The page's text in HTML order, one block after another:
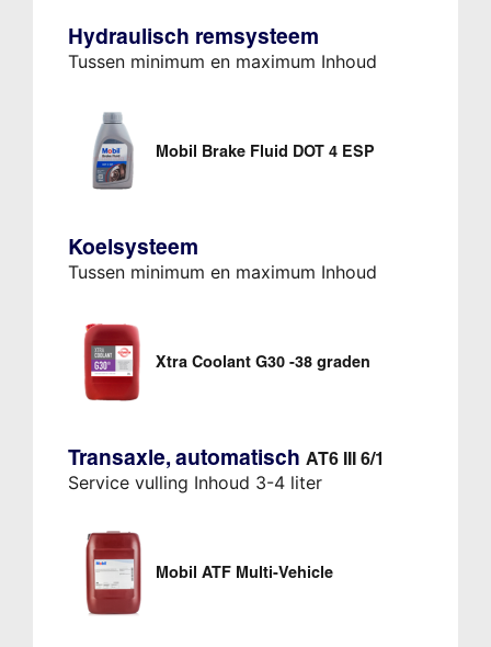
Hydraulisch remsysteem
Tussen minimum en maximum Inhoud
Mobil Brake Fluid DOT 4 ESP
Koelsysteem
Tussen minimum en maximum Inhoud
Xtra Coolant G30 -38 graden
Transaxle, automatisch AT6 III 6/1
Service vulling Inhoud 3-4 liter
Mobil ATF Multi-Vehicle